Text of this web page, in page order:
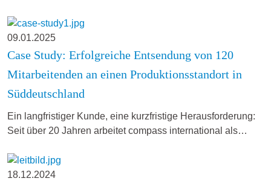
09.01.2025
Case Study: Erfolgreiche Entsendung von 120
Mitarbeitenden an einen Produktionsstandort in
Süddeutschland
Ein langfristiger Kunde, eine kurzfristige Herausforderung:
Seit über 20 Jahren arbeitet compass international als…
18.12.2024